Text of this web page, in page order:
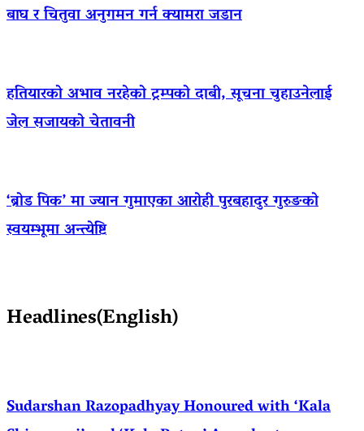
बाघ र चितुवा अनुगमन गर्न क्यामरा जडान
हतियारको अभाव नरहेको ट्रम्पको दाबी, सूचना चुहाउनेलाई
जेल सजायको चेतावनी
‘ब्रोड पिक’ मा ज्यान गुमाएका आराेही पुरबहादुर गुरुङको
स्वयम्भूमा अन्त्येष्टि
Headlines(English)
Sudarshan Razopadhyay Honoured with ‘Kala